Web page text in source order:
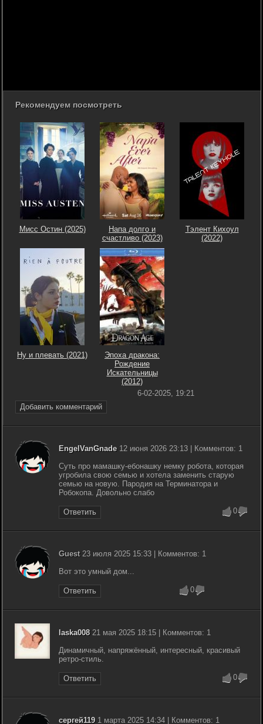
Рекомендуем посмотреть
Мисс Остин (2025)
Напа долго и
счастливо (2023)
Тэлент Кихоул
(2022)
Ну и плевать (2021)
Эпоха дракона:
Рождение
Искательницы
(2012)
Добавить комментарий
6-02-2025, 19:21
EngelVanGnade12 июня 2026 23:13 | Комментов: 1
Суть про мамашку-ебонашку немку робота, которая
угробила свою семью и хотела заменить старую
семью на новую. Пародия на Терминатора и
Робокопа. Довольно слабо
Ответить 0
Guest23 июля 2025 15:33 | Комментов: 1
Вот это умный дом...
Ответить 0
laska00821 мая 2025 18:15 | Комментов: 1
Динамичный, напряжённый, интересный, красивый
ретро-стиль.
Ответить 0
сергей1191 марта 2025 14:34 | Комментов: 1